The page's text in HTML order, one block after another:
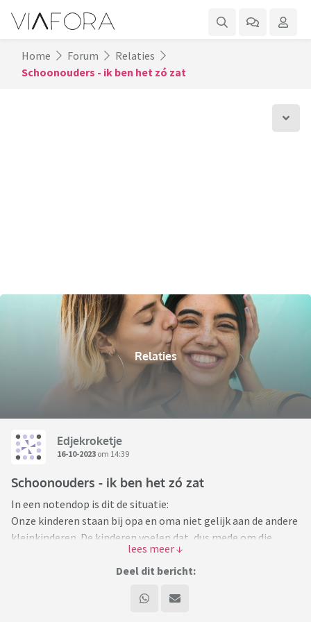
Home Forum
Relaties
Schoonouders - ik ben het zó zat
Relaties
Edjekroketje
16-10-2023 om 14:39
Schoonouders - ik ben het zó zat
In een notendop is dit de situatie:
Onze kinderen staan bij opa en oma niet gelijk aan de andere
kleinkinderen. De kinderen voelen dat, dus mede om die
reden hebben we afstand genomen van opa en oma en gaan
we er alleen heen als het niet anders kan. Man bezoekt
moet, contact probeer ik tot een minimum te beperken.
Deel dit bericht: